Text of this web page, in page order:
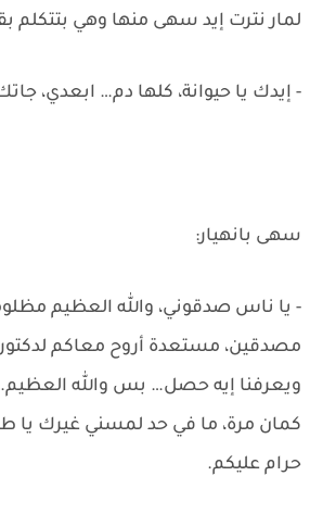
لمار نترت إيد سهى منها وهي بتتكلم
- إيدك يا حيوانة، كلها دم… ابعدي،
سهى بانهيار:
- يا ناس صدقوني، والله العظيم
مصدقين، مستعدة أروح معاكم
ويعرفنا إيه حصل… بس والله
كمان مرة، ما في حد لمسني غيرك يا
حرام عليكم.